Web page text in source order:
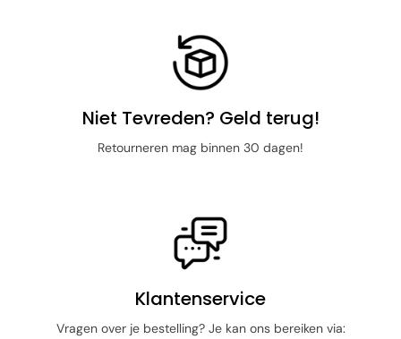
Niet Tevreden? Geld terug!
Retourneren mag binnen 30 dagen!
Klantenservice
Vragen over je bestelling? Je kan ons bereiken via: